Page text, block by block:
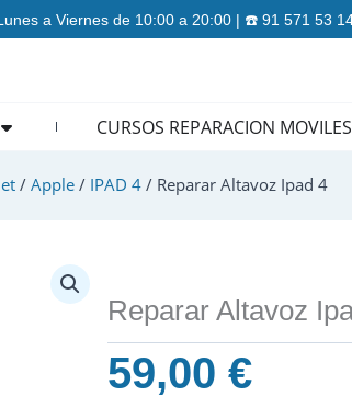
a Viernes de 10:00 a 20:00 | ☎️ 91 571 53
Open REPARACION DISPOSITIVOS
CURSOS REPARACION MOVILES
/ Apple / IPAD 4 / Reparar Altavoz Ipad 4
Reparar Altavoz
59,00 €